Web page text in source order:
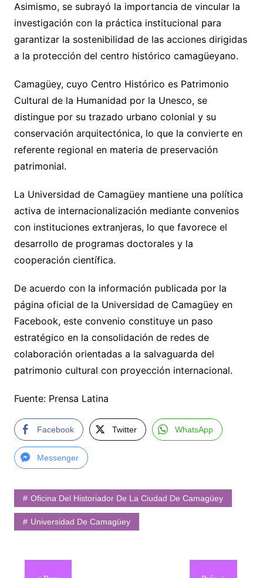
Asimismo, se subrayó la importancia de vincular la
investigación con la práctica institucional para
garantizar la sostenibilidad de las acciones dirigidas
a la protección del centro histórico camagüeyano.
Camagüey, cuyo Centro Histórico es Patrimonio
Cultural de la Humanidad por la Unesco, se
distingue por su trazado urbano colonial y su
conservación arquitectónica, lo que la convierte en
referente regional en materia de preservación
patrimonial.
La Universidad de Camagüey mantiene una política
activa de internacionalización mediante convenios
con instituciones extranjeras, lo que favorece el
desarrollo de programas doctorales y la
cooperación científica.
De acuerdo con la información publicada por la
página oficial de la Universidad de Camagüey en
Facebook, este convenio constituye un paso
estratégico en la consolidación de redes de
colaboración orientadas a la salvaguarda del
patrimonio cultural con proyección internacional.
Fuente: Prensa Latina
Facebook Twitter WhatsApp
Messenger
Oficina Del Historiador De La Ciudad De Camagüey
Universidad De Camagüey
Navegación